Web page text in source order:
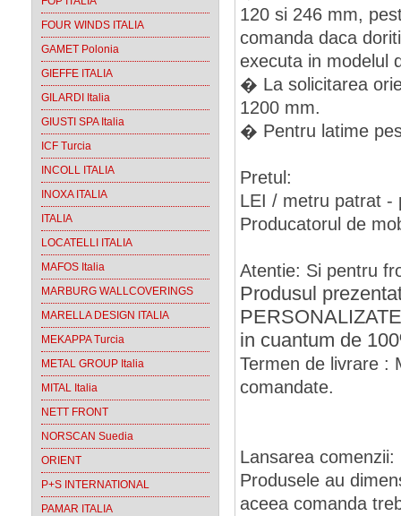
FOUR WINDS ITALIA
GAMET Polonia
GIEFFE ITALIA
GILARDI Italia
GIUSTI SPA Italia
ICF Turcia
INCOLL ITALIA
INOXA ITALIA
ITALIA
LOCATELLI ITALIA
MAFOS Italia
MARBURG WALLCOVERINGS
MARELLA DESIGN ITALIA
MEKAPPA Turcia
METAL GROUP Italia
MITAL Italia
NETT FRONT
NORSCAN Suedia
ORIENT
P+S INTERNATIONAL
PAMAR ITALIA
120 si 246 mm,
comanda daca
executa in modelul
� La solicitarea
1200 mm.
� Pentru latime
Pretul:
LEI / metru patrat -
Producatorul de
Atentie: Si pentru
Produsul
in cuantum de
Termen de livrare :
comandate.
Lansarea comenzii:
Produsele au
aceea comanda